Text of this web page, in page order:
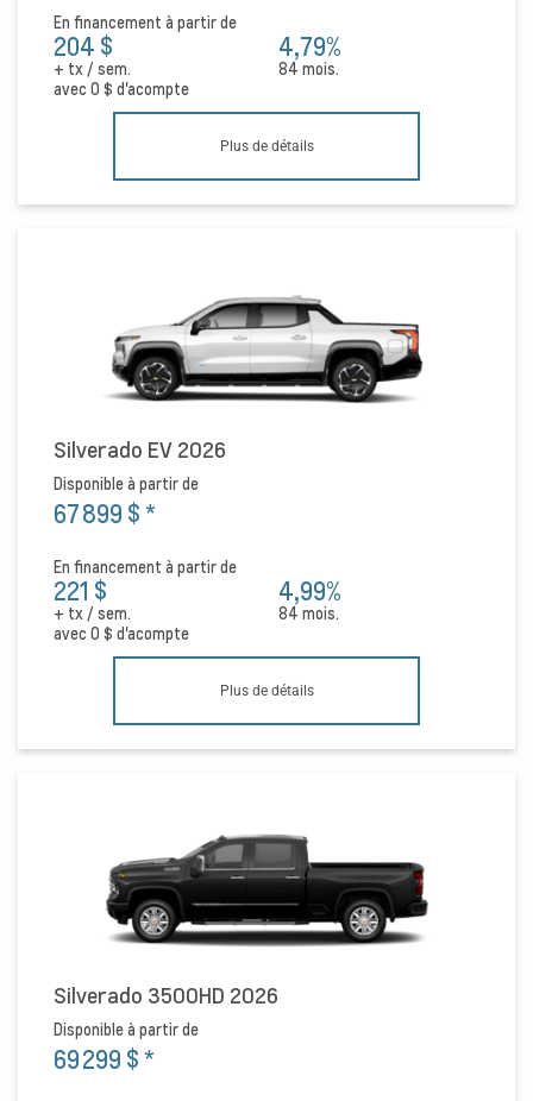
En financement à partir de
204 $
+ tx / sem.
4,79%
84 mois.
avec0 $ d'acompte
Plus de détails
Silverado EV 2026
Disponible à partir de
67 899 $*
En financement à partir de
221 $
+ tx / sem.
4,99%
84 mois.
avec0 $ d'acompte
Plus de détails
Silverado 3500HD 2026
Disponible à partir de
69 299 $*